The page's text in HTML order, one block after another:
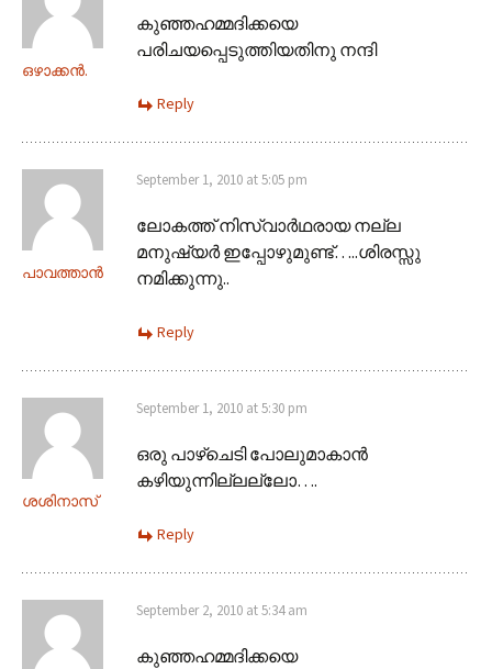
ഒഴാക്കന്‍.
കുഞ്ഞഹമ്മദിക്കയെ
പരിചയപ്പെടുത്തിയതിനു നന്ദി
Reply
പാവത്താൻ
September 1, 2010 at 5:05 pm
ലോകത്ത് നിസ്വാര്‍ഥരായ നല്ല
മനുഷ്യര്‍ ഇപ്പോഴുമുണ്ട്…..ശിരസ്സു
നമിക്കുന്നു..
Reply
ശശിനാസ്
September 1, 2010 at 5:30 pm
ഒരു പാഴ്ചെടി പോലുമാകാന്‍
കഴിയുന്നില്ലല്ലോ….
Reply
September 2, 2010 at 5:34 am
കുഞ്ഞഹമ്മദിക്കയെ